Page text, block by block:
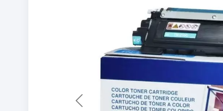
Previous